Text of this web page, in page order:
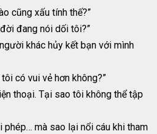
cũng xấu tính thế?”
đang nói dối tôi?”
khác hủy kết bạn với mình
có vui vẻ hơn không?”
thoại. Tại sao tôi không thể tập
phép… mà sao lại nổi cáu khi tham